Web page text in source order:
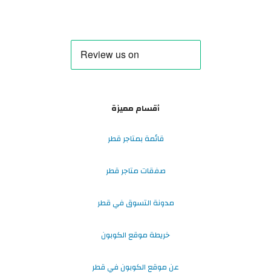
أقسام مميزة
قائمة بمتاجر قطر
صفقات متاجر قطر
مدونة التسوق في قطر
خريطة موقع الكوبون
عن موقع الكوبون في قطر